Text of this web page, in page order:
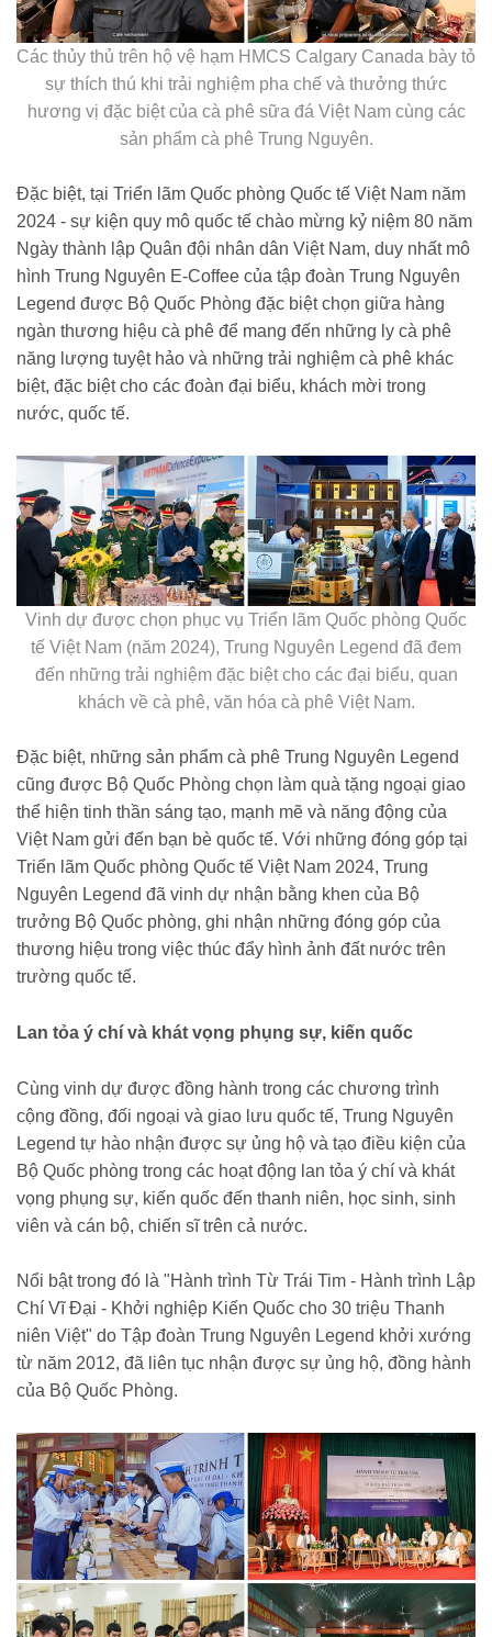
Các thủy thủ trên hộ vệ hạm HMCS Calgary Canada bày tỏ
sự thích thú khi trải nghiệm pha chế và thưởng thức
hương vị đặc biệt của cà phê sữa đá Việt Nam cùng các
sản phẩm cà phê Trung Nguyên.
Đặc biệt, tại Triển lãm Quốc phòng Quốc tế Việt Nam năm
2024 - sự kiện quy mô quốc tế chào mừng kỷ niệm 80 năm
Ngày thành lập Quân đội nhân dân Việt Nam, duy nhất mô
hình Trung Nguyên E-Coffee của tập đoàn Trung Nguyên
Legend được Bộ Quốc Phòng đặc biệt chọn giữa hàng
ngàn thương hiệu cà phê để mang đến những ly cà phê
năng lượng tuyệt hảo và những trải nghiệm cà phê khác
biệt, đặc biệt cho các đoàn đại biểu, khách mời trong
nước, quốc tế.
Vinh dự được chọn phục vụ Triển lãm Quốc phòng Quốc
tế Việt Nam (năm 2024), Trung Nguyên Legend đã đem
đến những trải nghiệm đặc biệt cho các đại biểu, quan
khách về cà phê, văn hóa cà phê Việt Nam.
Đặc biệt, những sản phẩm cà phê Trung Nguyên Legend
cũng được Bộ Quốc Phòng chọn làm quà tặng ngoại giao
thể hiện tinh thần sáng tạo, mạnh mẽ và năng động của
Việt Nam gửi đến bạn bè quốc tế. Với những đóng góp tại
Triển lãm Quốc phòng Quốc tế Việt Nam 2024, Trung
Nguyên Legend đã vinh dự nhận bằng khen của Bộ
trưởng Bộ Quốc phòng, ghi nhận những đóng góp của
thương hiệu trong việc thúc đẩy hình ảnh đất nước trên
trường quốc tế.
Lan tỏa ý chí và khát vọng phụng sự, kiến quốc
Cùng vinh dự được đồng hành trong các chương trình
cộng đồng, đối ngoại và giao lưu quốc tế, Trung Nguyên
Legend tự hào nhận được sự ủng hộ và tạo điều kiện của
Bộ Quốc phòng trong các hoạt động lan tỏa ý chí và khát
vọng phụng sự, kiến quốc đến thanh niên, học sinh, sinh
viên và cán bộ, chiến sĩ trên cả nước.
Nổi bật trong đó là "Hành trình Từ Trái Tim - Hành trình Lập
Chí Vĩ Đại - Khởi nghiệp Kiến Quốc cho 30 triệu Thanh
niên Việt" do Tập đoàn Trung Nguyên Legend khởi xướng
từ năm 2012, đã liên tục nhận được sự ủng hộ, đồng hành
của Bộ Quốc Phòng.